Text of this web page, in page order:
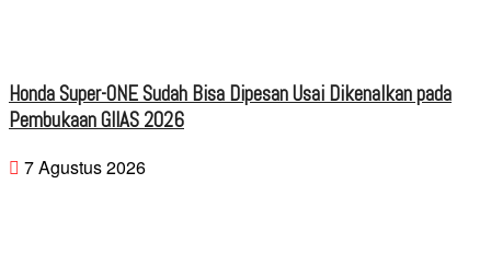
Honda Super-ONE Sudah Bisa Dipesan Usai Dikenalkan pada
Pembukaan GIIAS 2026
7 Agustus 2026